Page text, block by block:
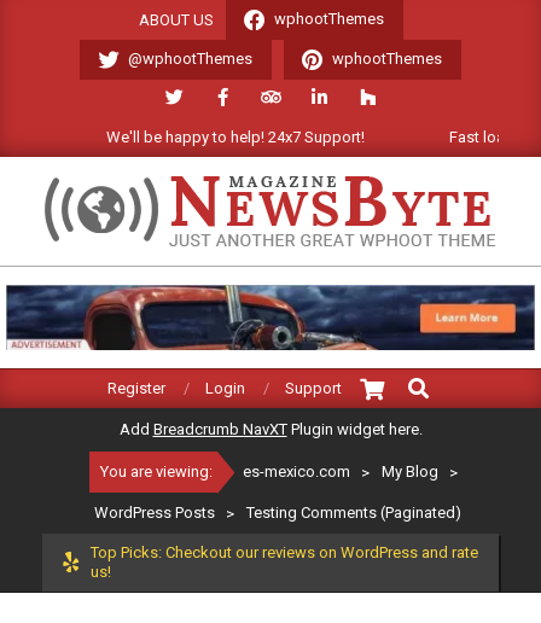
ABOUT US wphootThemes
@wphootThemes wphootThemes
We'll be happy to help! 24x7 Support! Fast loading
ES-
MEXICO.COM
Navigation
Register Login Support
Search
Add Breadcrumb NavXTPlugin widget here.
You are viewing: es-mexico.com > My Blog >
WordPress Posts > Testing Comments (Paginated)
Top Picks: Checkout our reviews on WordPress and rate
us!